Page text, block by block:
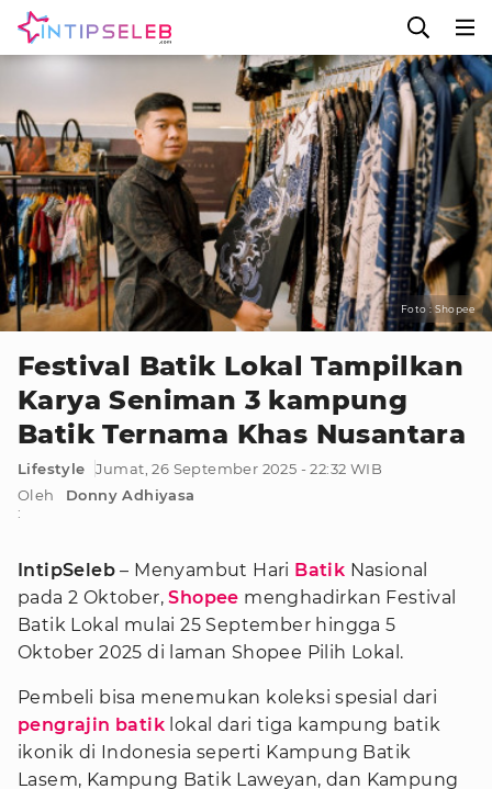
Foto : Shopee
Festival Batik Lokal Tampilkan
Karya Seniman 3 kampung
Batik Ternama Khas Nusantara
Lifestyle
Jumat, 26 September 2025 - 22:32 WIB
Oleh
:
Donny Adhiyasa
IntipSeleb – Menyambut Hari Batik Nasional
pada 2 Oktober,Shopee menghadirkan Festival
Batik Lokal mulai 25 September hingga 5
Oktober 2025 di laman Shopee Pilih Lokal.
Pembeli bisa menemukan koleksi spesial dari
pengrajin batik lokal dari tiga kampung batik
ikonik di Indonesia seperti Kampung Batik
Lasem, Kampung Batik Laweyan, dan Kampung